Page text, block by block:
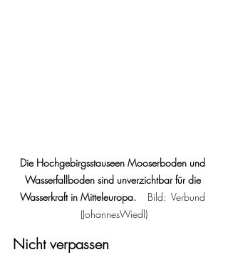
Die Hochgebirgsstauseen Mooserboden und
Wasserfallboden sind unverzichtbar für die
Wasserkraft in Mitteleuropa.
Bild:  Verbund
(JohannesWiedl)
Nicht verpassen